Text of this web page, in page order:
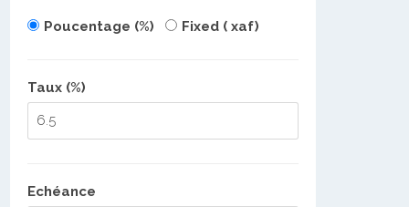
Poucentage (%) Fixed ( xaf)
Taux (%)
Echéance